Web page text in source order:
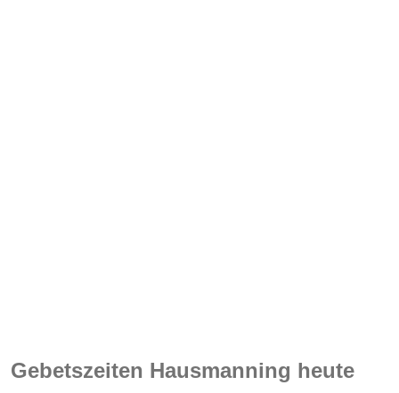
Gebetszeiten Hausmanning heute